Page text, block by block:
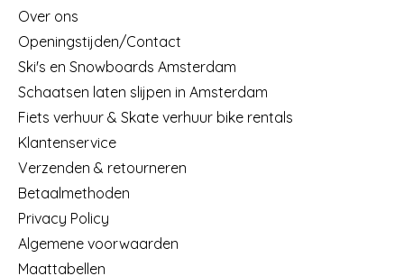
Over ons
Openingstijden/Contact
Ski's en Snowboards Amsterdam
Schaatsen laten slijpen in Amsterdam
Fiets verhuur & Skate verhuur bike rentals
Klantenservice
Verzenden & retourneren
Betaalmethoden
Privacy Policy
Algemene voorwaarden
Maattabellen